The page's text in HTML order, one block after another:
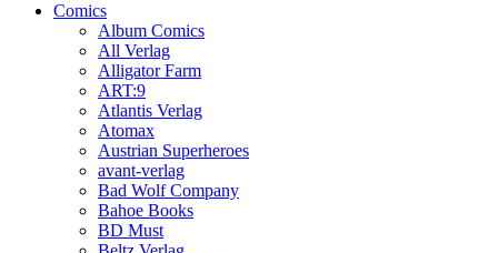
Comics
Album Comics
All Verlag
Alligator Farm
ART:9
Atlantis Verlag
Atomax
Austrian Superheroes
avant-verlag
Bad Wolf Company
Bahoe Books
BD Must